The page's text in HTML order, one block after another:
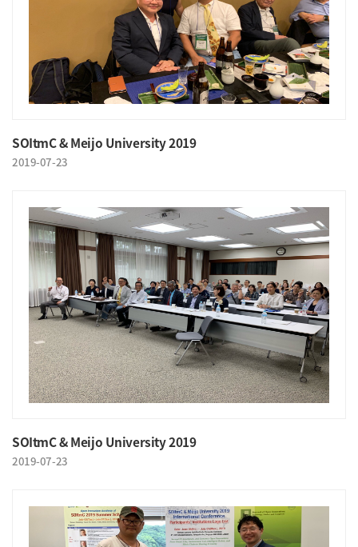
SOItmC & Meijo University 2019
2019-07-23
SOItmC & Meijo University 2019
2019-07-23